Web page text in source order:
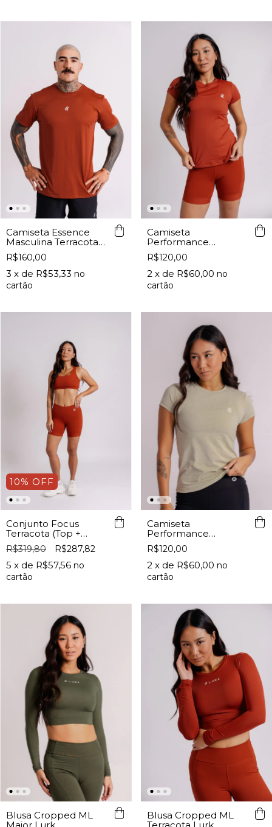
Camiseta Essence
Masculina Terracota
Lurk
R$160,00
3 x de R$53,33
Camiseta
Performance
Feminina Terracota
Lurk
R$120,00
2 x de R$60,00
10% OFF
Conjunto Focus
Terracota (Top +
Shorts)
R$319,80 R$287,82
5 x de R$57,56
Camiseta
Performance
Feminina Stone Lurk
R$120,00
2 x de R$60,00
Blusa Cropped ML
Blusa Cropped ML